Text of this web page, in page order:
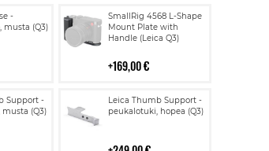
-
musta (Q3)
SmallRig 4568 L-Shape
Mount Plate with
Handle (Leica Q3)
169,00 €
Lisää
ostoskoriin
Support -
(Q3)
Leica Thumb Support -
peukalotuki, hopea (Q3)
Lisää
ostoskoriin